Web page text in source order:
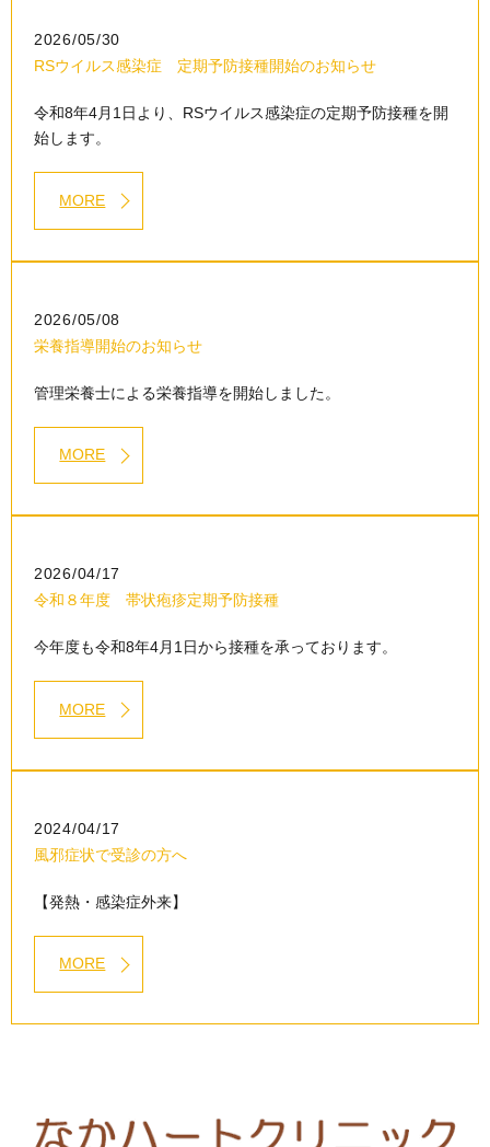
2026/05/30
RSウイルス感染症 定期予防接種開始のお知らせ
令和8年4月1日より、RSウイルス感染症の定期予防接種を開
始します。
MORE
2026/05/08
栄養指導開始のお知らせ
管理栄養士による栄養指導を開始しました。
MORE
2026/04/17
令和８年度 帯状疱疹定期予防接種
今年度も令和8年4月1日から接種を承っております。
MORE
2024/04/17
風邪症状で受診の方へ
【発熱・感染症外来】
MORE